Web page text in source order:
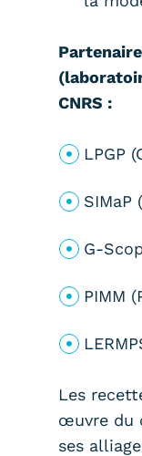
CNRS :
LPGP
SIMaP
G-
PIMM
Les
œuvre du
ses